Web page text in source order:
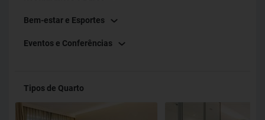
Bem-estar e Esportes
Eventos e Conferências
Tipos de Quarto